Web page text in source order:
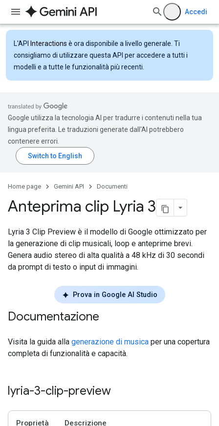
Accedi
L'API Interactions è ora disponibile a livello generale. Ti
consigliamo di utilizzare questa API per accedere a tutti i
modelli e a tutte le funzionalità più recenti.
Google utilizza la tecnologia AI per tradurre i contenuti nella tua
lingua preferita. Le traduzioni generate dall'AI potrebbero
contenere errori.
Home page Gemini API Documenti
Anteprima clip Lyria 3
Lyria 3 Clip Preview è il modello di Google ottimizzato per
la generazione di clip musicali, loop e anteprime brevi.
Genera audio stereo di alta qualità a 48 kHz di 30 secondi
da prompt di testo o input di immagini.
Prova in Google AI Studio
Documentazione
Visita la guida alla generazione di musica per una copertura
completa di funzionalità e capacità.
lyria-3-clip-preview
Proprietà Descrizione